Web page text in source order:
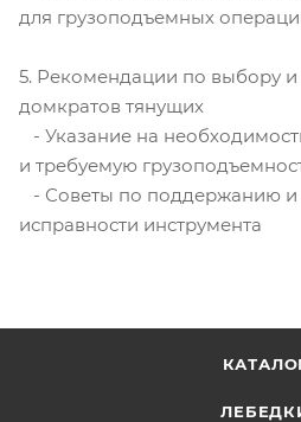
для грузоподъемных
5. Рекомендации по выбору
домкратов тянущих
- Указание на
и требуемую
- Советы по поддержанию и
исправности инструмента